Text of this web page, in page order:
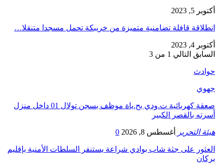
أكتوبر 5, 2023
انطلاقة قافلة تضامنية متميزة من خريبكة تحمل مسجدا متنقلا…
أكتوبر 4, 2023
السابق التالي 1 من 3
حوادث
جهوي
صعقة كهربائية ت.ودي بح.ياة موظف بسجن تولال 01 داخل منزل
أسرته بالقصر الكبير
هيئة التحرير أغسطس 8, 2026 0
العثور على جثة شاب بوادي شراعة يستنفر السلطات الأمنية بإقليم
بركان